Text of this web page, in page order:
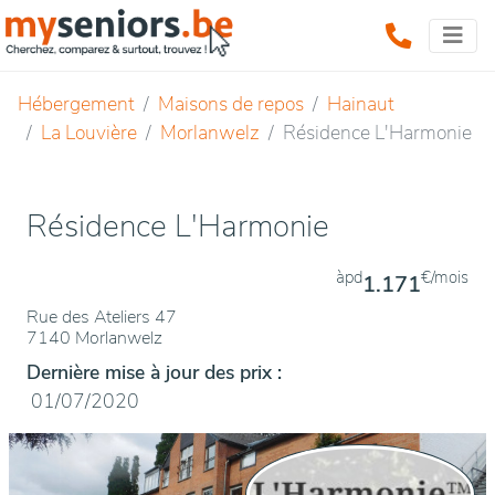
Hébergement Maisons de repos
Hainaut
La Louvière
Morlanwelz Résidence L'Harmonie
Résidence L'Harmonie
Rue des Ateliers 47
7140 Morlanwelz
àpd1.171€/mois
Dernière mise à jour des prix :
01/07/2020